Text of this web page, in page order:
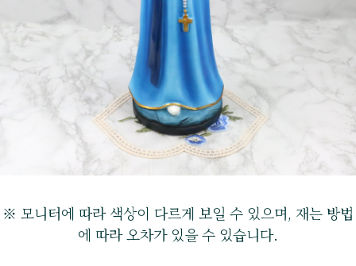
※ 모니터에 따라 색상이 다르게 보일 수 있으며, 재는 방법
에 따라 오차가 있을 수 있습니다.